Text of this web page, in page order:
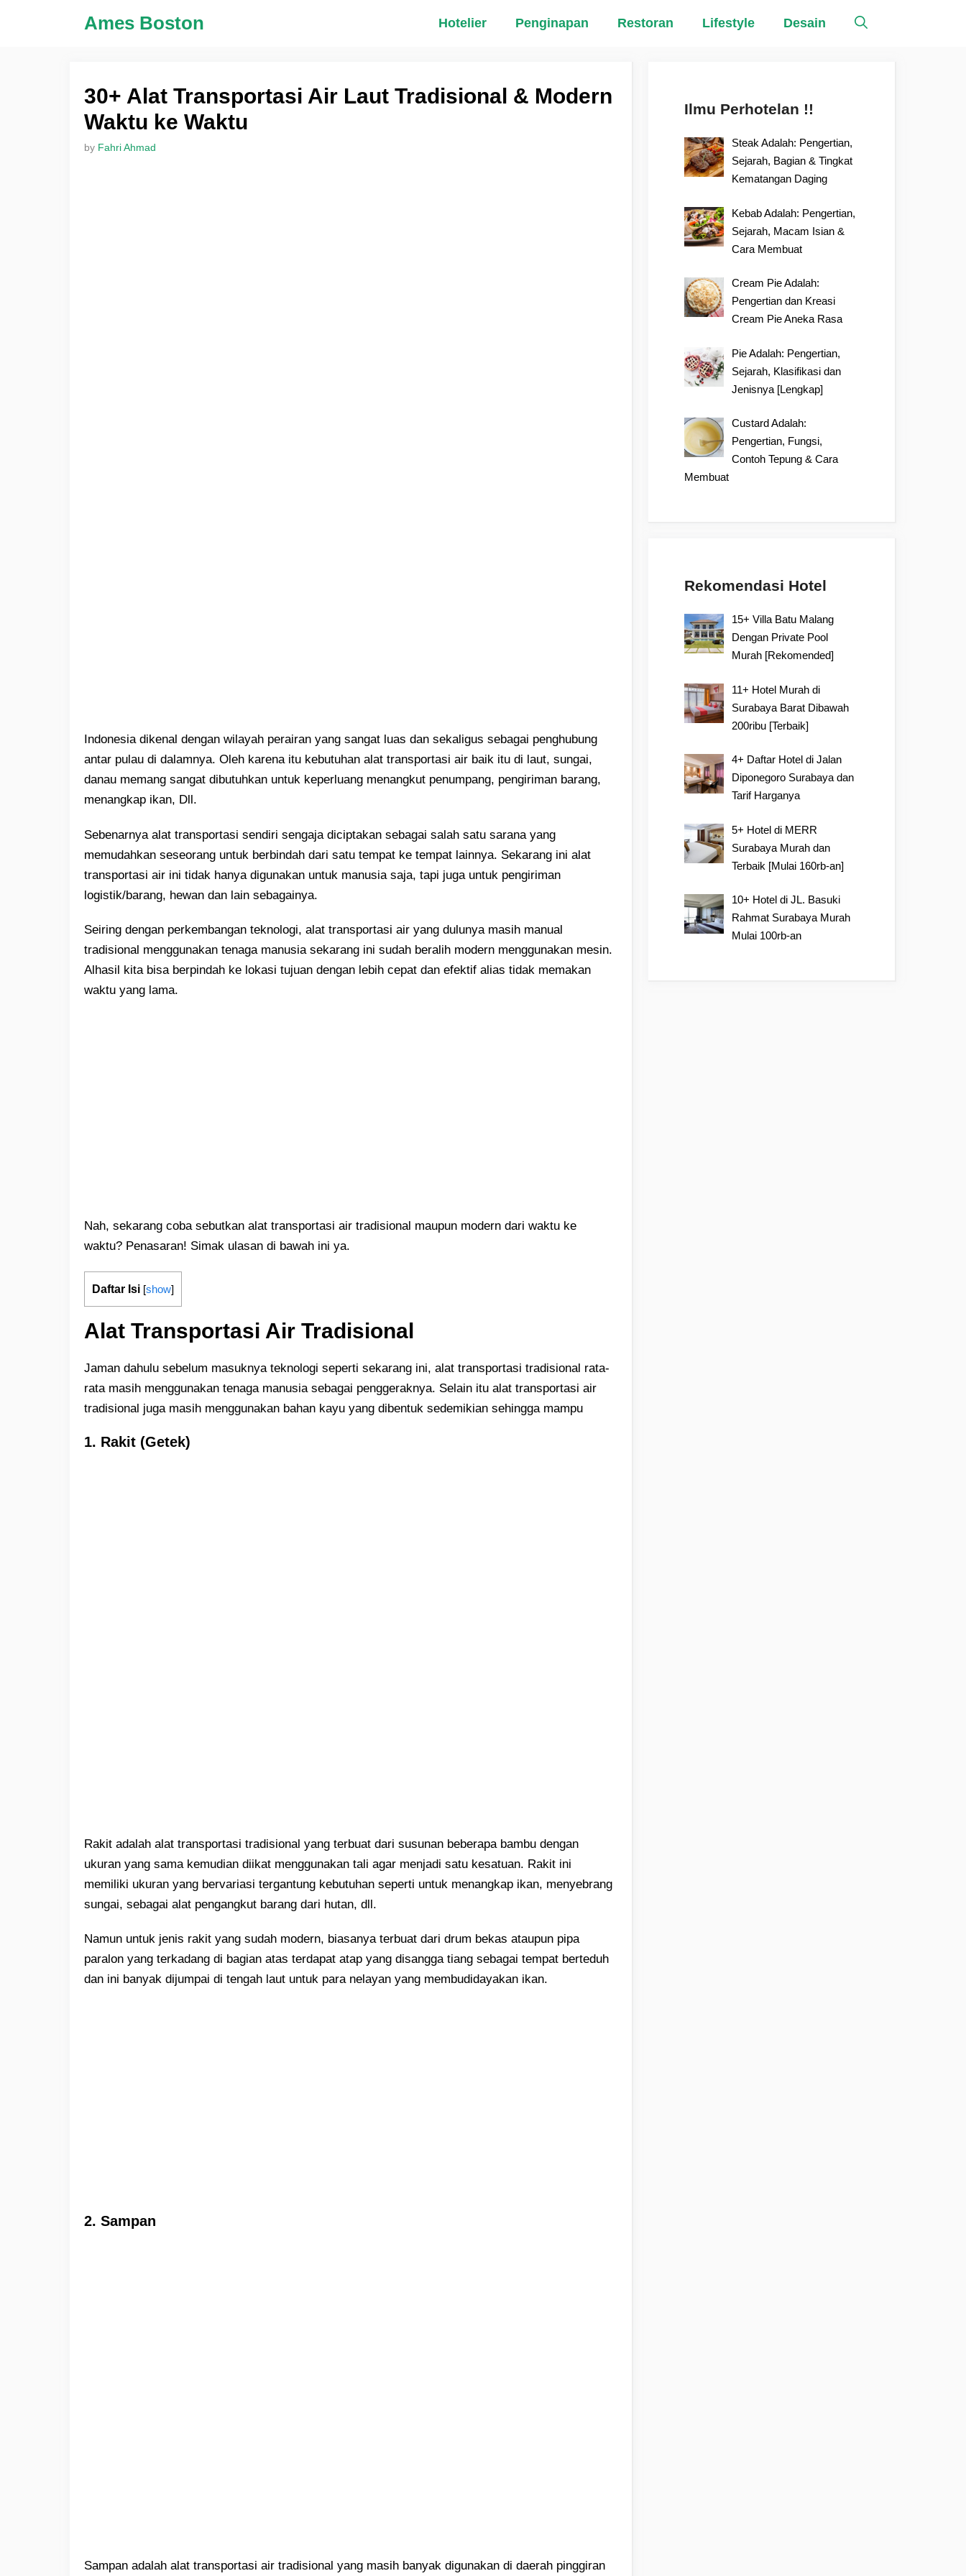
Ames Boston Hotelier Penginapan Restoran Lifestyle Desain
30+ Alat Transportasi Air Laut Tradisional & Modern
Waktu ke Waktu
by Fahri Ahmad
Indonesia dikenal dengan wilayah perairan yang sangat luas dan sekaligus sebagai penghubung
antar pulau di dalamnya. Oleh karena itu kebutuhan alat transportasi air baik itu di laut, sungai,
danau memang sangat dibutuhkan untuk keperluang menangkut penumpang, pengiriman barang,
menangkap ikan, Dll.
Sebenarnya alat transportasi sendiri sengaja diciptakan sebagai salah satu sarana yang
memudahkan seseorang untuk berbindah dari satu tempat ke tempat lainnya. Sekarang ini alat
transportasi air ini tidak hanya digunakan untuk manusia saja, tapi juga untuk pengiriman
logistik/barang, hewan dan lain sebagainya.
Seiring dengan perkembangan teknologi, alat transportasi air yang dulunya masih manual
tradisional menggunakan tenaga manusia sekarang ini sudah beralih modern menggunakan mesin.
Alhasil kita bisa berpindah ke lokasi tujuan dengan lebih cepat dan efektif alias tidak memakan
waktu yang lama.
Nah, sekarang coba sebutkan alat transportasi air tradisional maupun modern dari waktu ke
waktu? Penasaran! Simak ulasan di bawah ini ya.
Daftar Isi [show]
Alat Transportasi Air Tradisional
Jaman dahulu sebelum masuknya teknologi seperti sekarang ini, alat transportasi tradisional rata-
rata masih menggunakan tenaga manusia sebagai penggeraknya. Selain itu alat transportasi air
tradisional juga masih menggunakan bahan kayu yang dibentuk sedemikian sehingga mampu
1. Rakit (Getek)
Rakit adalah alat transportasi tradisional yang terbuat dari susunan beberapa bambu dengan
ukuran yang sama kemudian diikat menggunakan tali agar menjadi satu kesatuan. Rakit ini
memiliki ukuran yang bervariasi tergantung kebutuhan seperti untuk menangkap ikan, menyebrang
sungai, sebagai alat pengangkut barang dari hutan, dll.
Namun untuk jenis rakit yang sudah modern, biasanya terbuat dari drum bekas ataupun pipa
paralon yang terkadang di bagian atas terdapat atap yang disangga tiang sebagai tempat berteduh
dan ini banyak dijumpai di tengah laut untuk para nelayan yang membudidayakan ikan.
2. Sampan
Sampan adalah alat transportasi air tradisional yang masih banyak digunakan di daerah pinggiran
Ilmu Perhotelan !!
Steak Adalah: Pengertian,
Sejarah, Bagian & Tingkat
Kematangan Daging
Kebab Adalah: Pengertian,
Sejarah, Macam Isian &
Cara Membuat
Cream Pie Adalah:
Pengertian dan Kreasi
Cream Pie Aneka Rasa
Pie Adalah: Pengertian,
Sejarah, Klasifikasi dan
Jenisnya [Lengkap]
Custard Adalah:
Pengertian, Fungsi,
Contoh Tepung & Cara
Membuat
Rekomendasi Hotel
15+ Villa Batu Malang
Dengan Private Pool
Murah [Rekomended]
11+ Hotel Murah di
Surabaya Barat Dibawah
200ribu [Terbaik]
4+ Daftar Hotel di Jalan
Diponegoro Surabaya dan
Tarif Harganya
5+ Hotel di MERR
Surabaya Murah dan
Terbaik [Mulai 160rb-an]
10+ Hotel di JL. Basuki
Rahmat Surabaya Murah
Mulai 100rb-an